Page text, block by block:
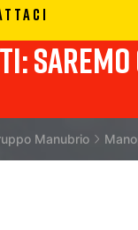
Manubrio